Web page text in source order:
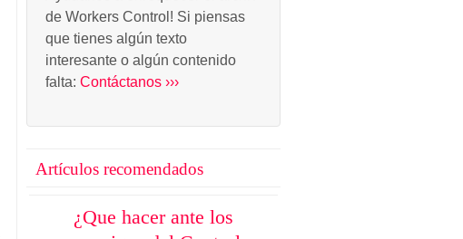
de Workers Control! Si piensas
que tienes algún texto
interesante o algún contenido
falta: Contáctanos ›››
Artículos recomendados
¿Que hacer ante los